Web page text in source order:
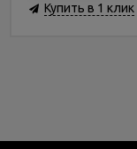
Купить в 1 клик